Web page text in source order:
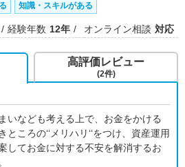
知識・スキルがある
経験年数 12年 オンライン相談 対応
いなども考える上で、お金をかける
ころの‘‘メリハリ‘‘をつけ、資産運用
してお金に対する不安を解消するお
高評価レビュー
(2件)